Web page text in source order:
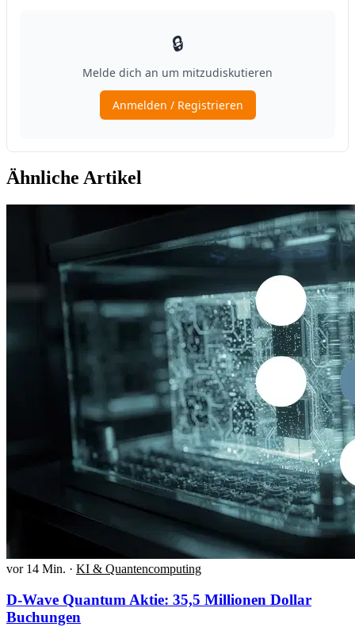
Ähnliche Artikel
vor 14 Min. · KI & Quantencomputing
D-Wave Quantum Aktie: 35,5 Millionen Dollar
Buchungen